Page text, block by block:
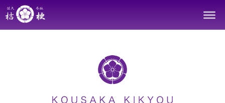
Skip
to
content